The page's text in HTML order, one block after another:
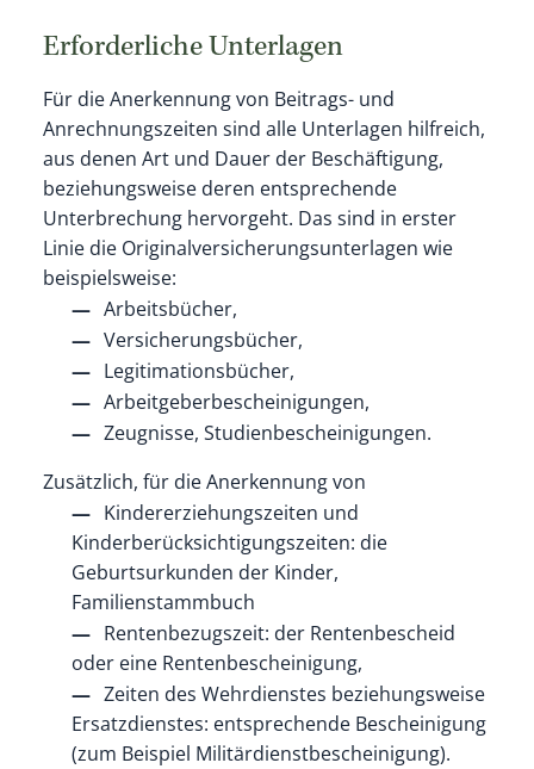
Erforderliche Unterlagen
Für die Anerkennung von Beitrags- und
Anrechnungszeiten sind alle Unterlagen hilfreich,
aus denen Art und Dauer der Beschäftigung,
beziehungsweise deren entsprechende
Unterbrechung hervorgeht. Das sind in erster
Linie die Originalversicherungsunterlagen wie
beispielsweise:
Arbeitsbücher,
Versicherungsbücher,
Legitimationsbücher,
Arbeitgeberbescheinigungen,
Zeugnisse, Studienbescheinigungen.
Zusätzlich, für die Anerkennung von
Kindererziehungszeiten und
Kinderberücksichtigungszeiten: die
Geburtsurkunden der Kinder,
Familienstammbuch
Rentenbezugszeit: der Rentenbescheid
oder eine Rentenbescheinigung,
Zeiten des Wehrdienstes beziehungsweise
Ersatzdienstes: entsprechende Bescheinigung
(zum Beispiel Militärdienstbescheinigung).